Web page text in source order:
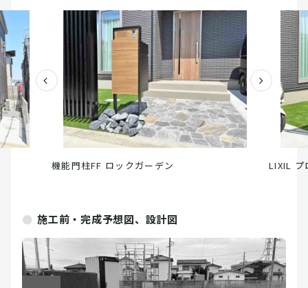
機能門柱FF ロックガーデン LIXIL プ
施工前・完成予想図、設計図